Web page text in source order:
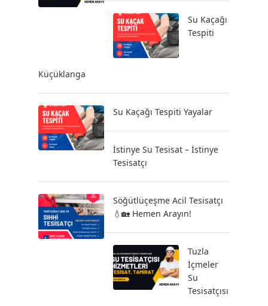
Su Kaçağı
Tespiti
Küçüklanga
Su Kaçağı Tespiti Yayalar
İstinye Su Tesisat – İstinye
Tesisatçı
Söğütlüçeşme Acil Tesisatçı
💧🏡 Hemen Arayın!
Tuzla
İçmeler
Su
Tesisatçısı